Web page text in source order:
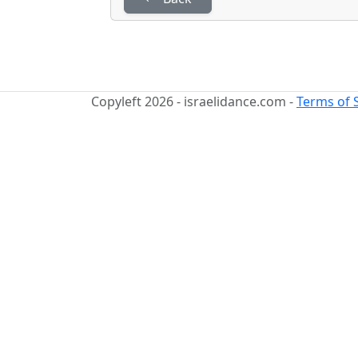
Copyleft 2026 - israelidance.com -Terms of